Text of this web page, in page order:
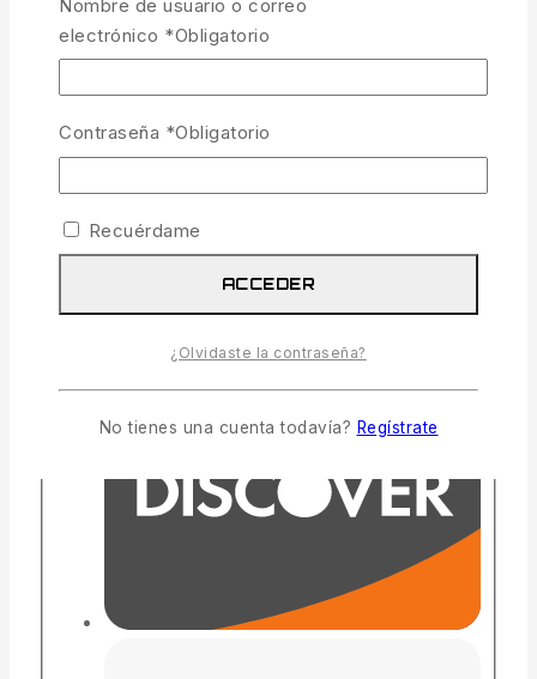
Nombre de usuario o correo
electrónico *Obligatorio
Contraseña *Obligatorio
Recuérdame
ACCEDER
¿Olvidaste la contraseña?
No tienes una cuenta todavía? Regístrate